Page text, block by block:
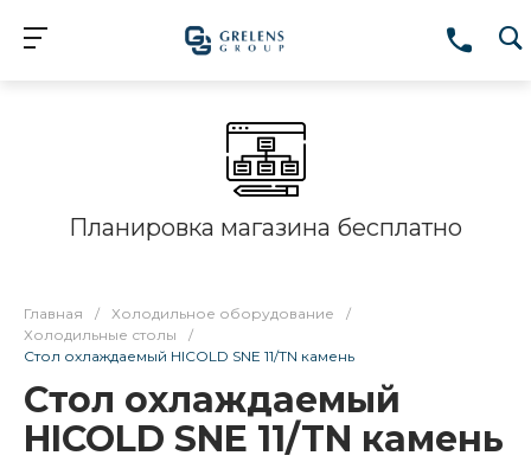
Планировка магазина бесплатно
Главная / Холодильное оборудование
/
Холодильные столы
/
Стол охлаждаемый HICOLD SNE 11/TN камень
Стол охлаждаемый
HICOLD SNE 11/TN камень